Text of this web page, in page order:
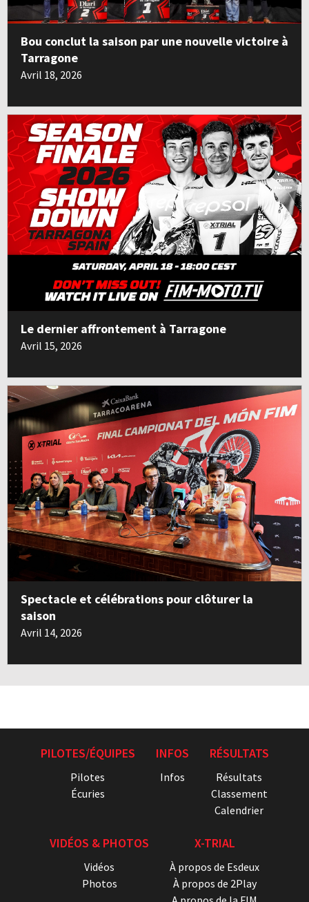
Bou conclut la saison par une nouvelle victoire à
Tarragone
Avril 18, 2026
Le dernier affrontement à Tarragone
Avril 15, 2026
Spectacle et célébrations pour clôturer la
saison
Avril 14, 2026
PILOTES/ÉQUIPES
Pilotes
Écuries
INFOS
Infos
RÉSULTATS
Résultats
Classement
Calendrier
VIDÉOS & PHOTOS
Vidéos
Photos
X-TRIAL
À propos de Esdeux
À propos de 2Play